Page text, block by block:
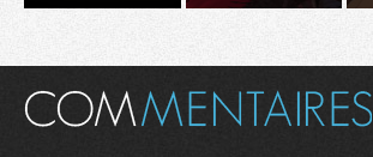
Masquer les commentaires lus.